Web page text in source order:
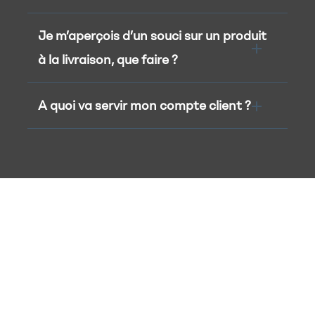
Je m’aperçois d’un souci sur un produit
à la livraison, que faire ?
A quoi va servir mon compte client ?